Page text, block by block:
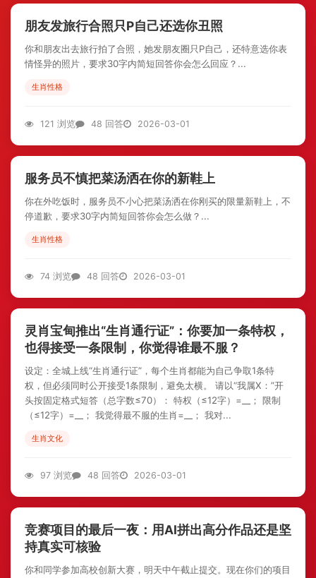
朋友发旅行合照只P自己还选你丑照
你和朋友出去旅行拍了合照，她发朋友圈只P自己，还特意选你表
情怪异的照片，要求30字内简短回答你会怎么回应？...
生肖性格
121 浏览 48 回答 2026-03-01
服务员不慎把菜汤洒在你的新鞋上
你在外吃饭时，服务员不小心把菜汤洒在你刚买的限量新鞋上，不
停道歉，要求30字内简短回答你会怎么做？...
生肖性格
74 浏览 48 回答 2026-03-01
灵肖宝甸推出“生肖通行证”：你要加一条特权，
也得接受一条限制，你觉得谁最不服？
设定：全城上线“生肖通行证”，每个生肖都能为自己争取1条特
权，但必须同时公开接受1条限制，避免太横。 请以“我属X：”开
头按固定格式短答（总字数≤70）： 特权（≤12字）=__； 限制
（≤12字）=__； 我觉得最不服的生肖=__； 我对...
生肖文化
97 浏览 48 回答 2026-03-01
竞赛项目的最后一夜：用AI拼出高分作品还是坚
持真实可核验
你和同学参加高校创新大赛，明天中午截止提交。现在你们的项目